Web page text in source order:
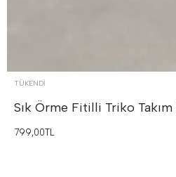
TÜKENDI
Sık Örme Fitilli Triko Takım
799,00TL